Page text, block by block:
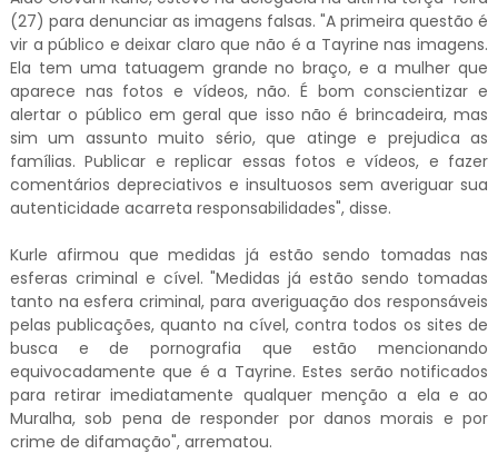
(27) para denunciar as imagens falsas. "A primeira questão é
vir a público e deixar claro que não é a Tayrine nas imagens.
Ela tem uma tatuagem grande no braço, e a mulher que
aparece nas fotos e vídeos, não. É bom conscientizar e
alertar o público em geral que isso não é brincadeira, mas
sim um assunto muito sério, que atinge e prejudica as
famílias. Publicar e replicar essas fotos e vídeos, e fazer
comentários depreciativos e insultuosos sem averiguar sua
autenticidade acarreta responsabilidades", disse.
Kurle afirmou que medidas já estão sendo tomadas nas
esferas criminal e cível. "Medidas já estão sendo tomadas
tanto na esfera criminal, para averiguação dos responsáveis
pelas publicações, quanto na cível, contra todos os sites de
busca e de pornografia que estão mencionando
equivocadamente que é a Tayrine. Estes serão notificados
para retirar imediatamente qualquer menção a ela e ao
Muralha, sob pena de responder por danos morais e por
crime de difamação", arrematou.